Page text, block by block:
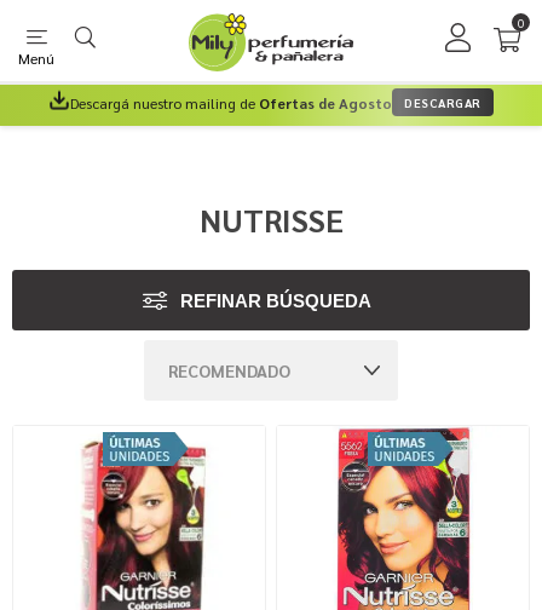
Menú
0
Descargá nuestro mailing de Ofertas de Agosto DESCARGAR
NUTRISSE
REFINAR BÚSQUEDA